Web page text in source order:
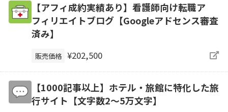
【アフィ成約実績あり】看護師向け転職ア
フィリエイトブログ【Googleアドセンス審査
済み】
販売価格 ¥202,500
【1000記事以上】ホテル・旅館に特化した旅
行サイト【文字数2〜5万文字】